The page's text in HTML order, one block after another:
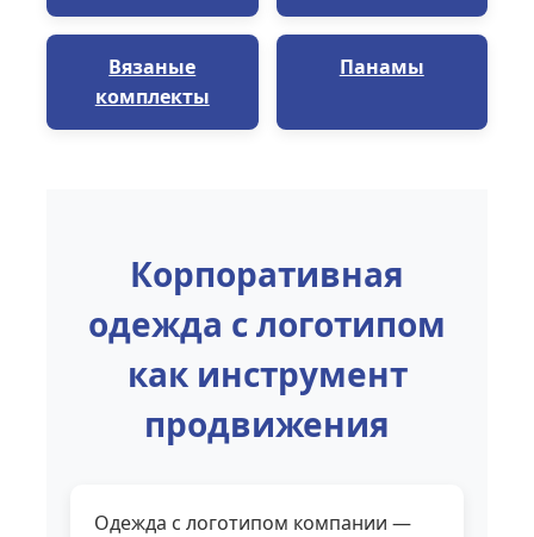
Вязаные
комплекты
Панамы
Корпоративная
одежда с логотипом
как инструмент
продвижения
Одежда с логотипом компании —